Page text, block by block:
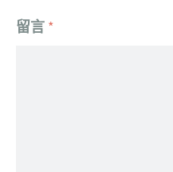
留言 *